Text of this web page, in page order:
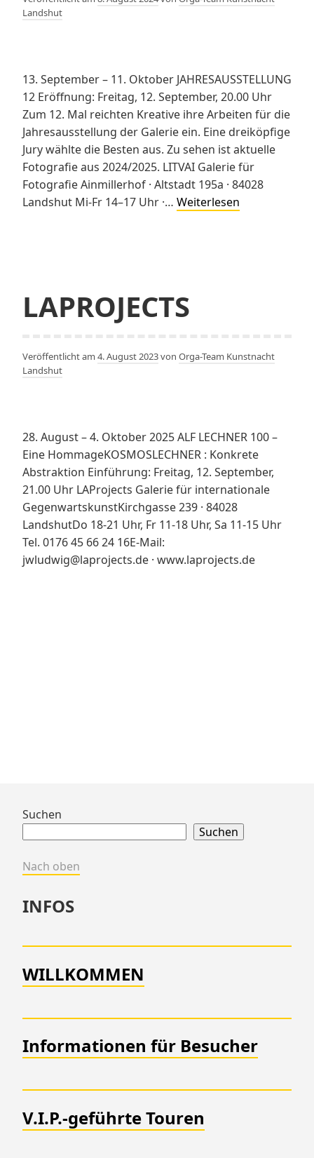
Landshut
13. September – 11. Oktober JAHRESAUSSTELLUNG
12 Eröffnung: Freitag, 12. September, 20.00 Uhr
Zum 12. Mal reichten Kreative ihre Arbeiten für die
Jahresausstellung der Galerie ein. Eine dreiköpfige
Jury wählte die Besten aus. Zu sehen ist aktuelle
Fotografie aus 2024/2025. LITVAI Galerie für
Fotografie Ainmillerhof · Altstadt 195a · 84028
Landshut Mi-Fr 14–17 Uhr ·… Weiterlesen
LAPROJECTS
Veröffentlicht am 4. August 2023von Orga-Team Kunstnacht
Landshut
28. August – 4. Oktober 2025 ALF LECHNER 100 –
Eine HommageKOSMOSLECHNER : Konkrete
Abstraktion Einführung: Freitag, 12. September,
21.00 Uhr LAProjects Galerie für internationale
GegenwartskunstKirchgasse 239 · 84028
LandshutDo 18-21 Uhr, Fr 11-18 Uhr, Sa 11-15 Uhr
Tel. 0176 45 66 24 16E-Mail:
jwludwig@laprojects.de · www.laprojects.de
Zum
Suchen
Suchen
Nach oben
INFOS
WILLKOMMEN
Informationen für Besucher
V.I.P.-geführte Touren